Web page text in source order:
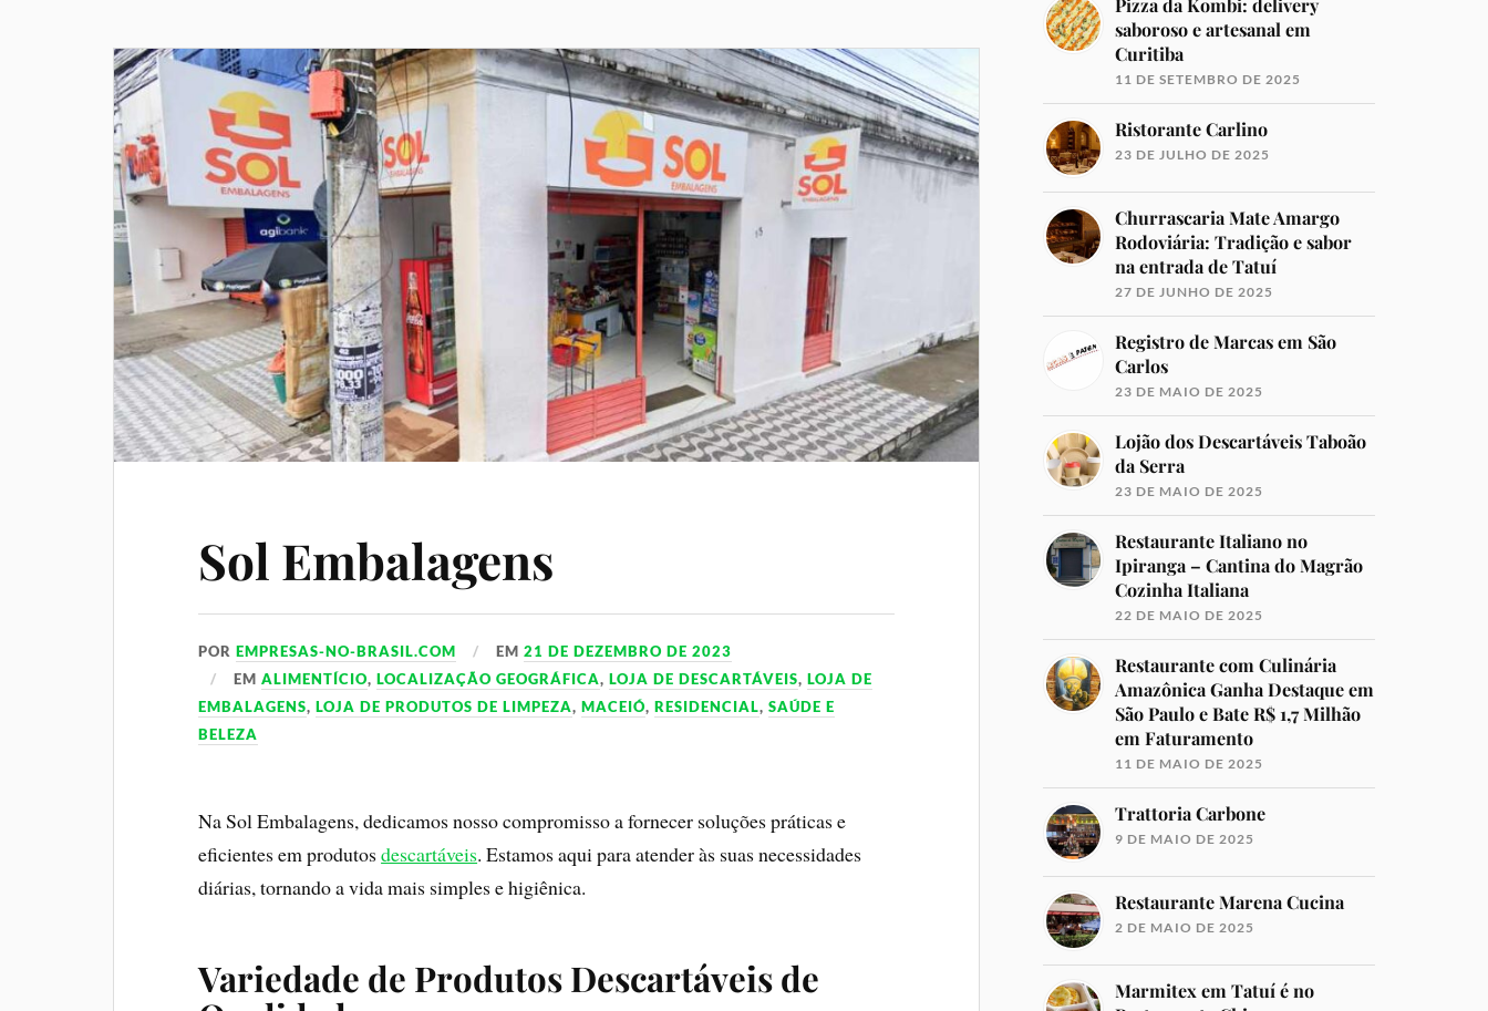
Sol Embalagens
POREMPRESAS-NO-BRASIL.COM EM21 DE DEZEMBRO DE 2023
EMALIMENTÍCIO,LOCALIZAÇÃO GEOGRÁFICA,LOJA DE DESCARTÁVEIS,LOJA DE
EMBALAGENS,LOJA DE PRODUTOS DE LIMPEZA,MACEIÓ,RESIDENCIAL,SAÚDE E
BELEZA
Na Sol Embalagens, dedicamos nosso compromisso a fornecer soluções práticas e
eficientes em produtosdescartáveis. Estamos aqui para atender às suas necessidades
diárias, tornando a vida mais simples e higiênica.
Variedade de Produtos Descartáveis de
saboroso e artesanal em
Curitiba
11 DE SETEMBRO DE 2025
Ristorante Carlino
23 DE JULHO DE 2025
Churrascaria Mate Amargo
Rodoviária: Tradição e sabor
na entrada de Tatuí
27 DE JUNHO DE 2025
Registro de Marcas em São
Carlos
23 DE MAIO DE 2025
Lojão dos Descartáveis Taboão
da Serra
23 DE MAIO DE 2025
Restaurante Italiano no
Ipiranga – Cantina do Magrão
Cozinha Italiana
22 DE MAIO DE 2025
Restaurante com Culinária
Amazônica Ganha Destaque em
São Paulo e Bate R$ 1,7 Milhão
em Faturamento
11 DE MAIO DE 2025
Trattoria Carbone
9 DE MAIO DE 2025
Restaurante Marena Cucina
2 DE MAIO DE 2025
Marmitex em Tatuí é no